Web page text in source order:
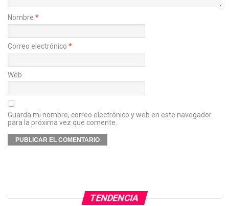
Nombre *
Correo electrónico *
Web
Guarda mi nombre, correo electrónico y web en este navegador
para la próxima vez que comente.
TENDENCIA